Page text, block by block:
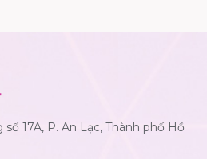
số 17A, P. An Lạc, Thành phố Hồ